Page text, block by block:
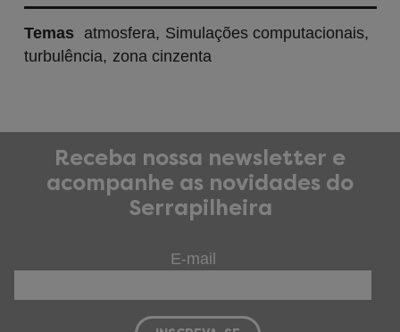
Temas atmosfera Simulações computacionais
turbulência zona cinzenta
Receba nossa newsletter e
acompanhe as novidades do
Serrapilheira
E-mail